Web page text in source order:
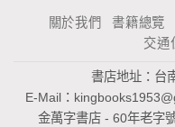
關於我們 書籍總覽
交通
書店地址：台
E-Mail：
金萬字書店 - 60年老字